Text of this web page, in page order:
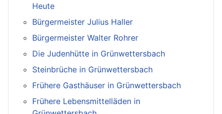
Heute
Bürgermeister Julius Haller
Bürgermeister Walter Rohrer
Die Judenhütte in Grünwettersbach
Steinbrüche in Grünwettersbach
Frühere Gasthäuser in Grünwettersbach
Frühere Lebensmittelläden in